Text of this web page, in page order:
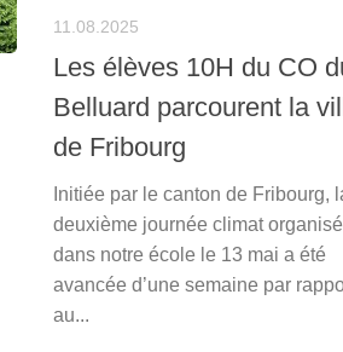
11.08.2025
Les élèves 10H du CO
Belluard parcourent la
de Fribourg
Initiée par le canton de Fribourg,
deuxième journée climat
dans notre école le 13 mai a été
avancée d’une semaine par
au...